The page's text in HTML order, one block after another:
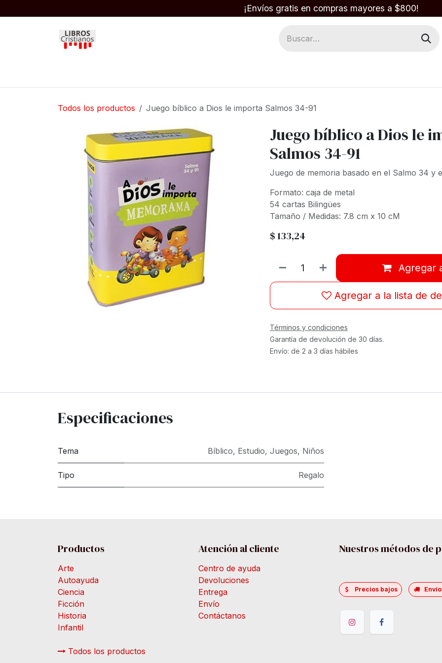
¡Envíos gratis en compras mayores a $800!
Todos los productos Juego bíblico a Dios le importa Salmos 34-91
Juego bíblico a Dios le
Salmos 34-91
Juego de memoria basado en el Salmo 34 y
Formato: caja de metal
54 cartas Bilingües
Tamaño / Medidas: 7.8 cm x 10 cM
$133,24
Agregar
Agregar a la lista de
Términos y condiciones
Garantía de devolución de 30 días.
Envío: de 2 a 3 días hábiles
Especificaciones
Tema Bíblico, Estudio, Juegos, Niños
Tipo Regalo
Productos
Arte
Autoayuda
Ciencia
Ficción
Historia
Infantil
Todos los productos
Atención al cliente
Centro de ayuda
Devoluciones
Entrega
Envío
Contáctanos
Nuestros métodos de
Precios bajos